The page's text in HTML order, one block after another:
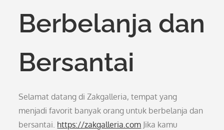
Berbelanja dan
Bersantai
Selamat datang di Zakgalleria, tempat yang
menjadi favorit banyak orang untuk berbelanja dan
bersantai. https://zakgalleria.com Jika kamu